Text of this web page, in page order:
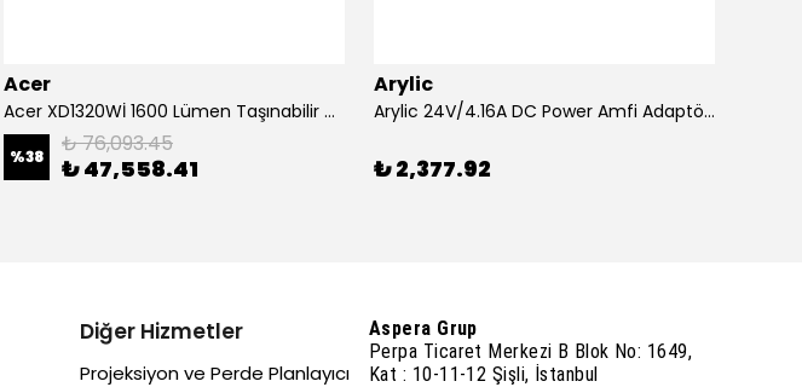
Acer
Acer XD1320Wİ 1600 Lümen Taşınabilir USB Medya Kablosuz WXGA LED Projeksiyon
%38 ₺ 76,093.45
₺ 47,558.41
Arylic
Arylic 24V/4.16A DC Power Amfi Adaptörü
₺ 2,377.92
Diğer Hizmetler
Projeksiyon ve Perde Planlayıcı
Aspera Grup
Perpa Ticaret Merkezi B Blok No: 1649,
Kat : 10-11-12 Şişli, İstanbul